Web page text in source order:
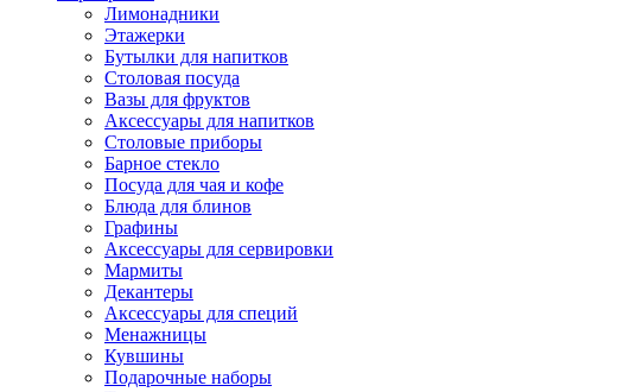
Лимонадники
Этажерки
Бутылки для напитков
Столовая посуда
Вазы для фруктов
Аксессуары для напитков
Столовые приборы
Барное стекло
Посуда для чая и кофе
Блюда для блинов
Графины
Аксессуары для сервировки
Мармиты
Декантеры
Аксессуары для специй
Менажницы
Кувшины
Подарочные наборы